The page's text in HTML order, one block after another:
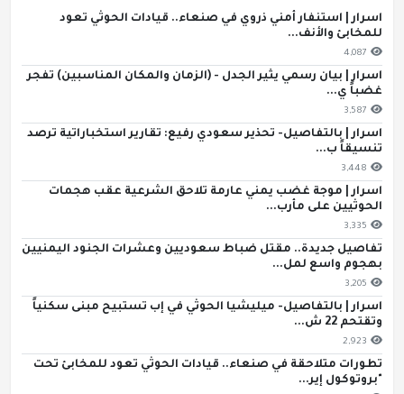
اسرار | استنفار أمني ذروي في صنعاء.. قيادات الحوثي تعود
للمخابئ والأنف...
4,087
اسرار | بيان رسمي يثير الجدل - (الزمان والمكان المناسبين) تفجر
غضباً ي...
3,587
اسرار | بالتفاصيل- تحذير سعودي رفيع: تقارير استخباراتية ترصد
تنسيقاً ب...
3,448
اسرار | موجة غضب يمني عارمة تلاحق الشرعية عقب هجمات
الحوثيين على مأرب...
3,335
تفاصيل جديدة.. مقتل ضباط سعوديين وعشرات الجنود اليمنيين
بهجوم واسع لمل...
3,205
اسرار | بالتفاصيل- ميليشيا الحوثي في إب تستبيح مبنى سكنياً
وتقتحم 22 ش...
2,923
تطورات متلاحقة في صنعاء.. قيادات الحوثي تعود للمخابئ تحت
"بروتوكول إير...